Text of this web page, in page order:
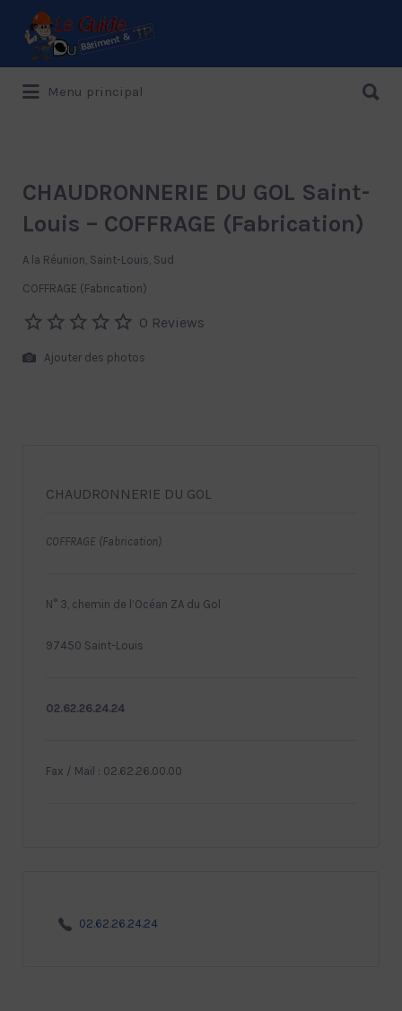
Le Guide de référence depuis 1995
Rechercher:
Menu principal
CHAUDRONNERIE DU GOL Saint-
Louis – COFFRAGE (Fabrication)
A la Réunion, Saint-Louis, Sud
COFFRAGE (Fabrication)
0 Reviews
Ajouter des photos
CHAUDRONNERIE DU GOL
COFFRAGE (Fabrication)
N° 3, chemin de l’Océan ZA du Gol
97450 Saint-Louis
02.62.26.24.24
Fax / Mail : 02.62.26.00.00
02.62.26.24.24